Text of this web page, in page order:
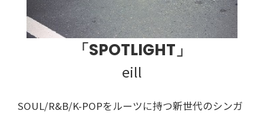
「SPOTLIGHT」
eill
SOUL/R&B/K-POPをルーツに持つ新世代のシンガ